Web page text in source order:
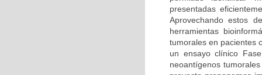
presentadas
Aprovechando estos
herramientas
tumorales en pacientes
un ensayo clínico
neoantígenos